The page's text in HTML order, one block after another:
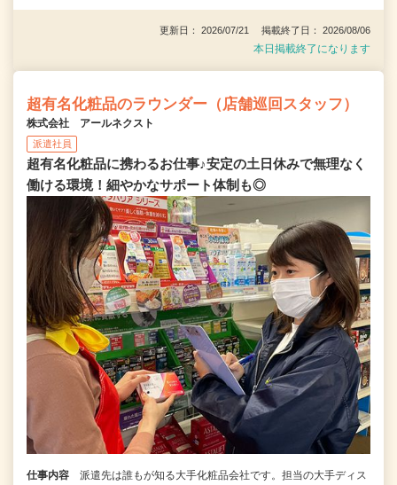
更新日： 2026/07/21 掲載終了日： 2026/08/06
本日掲載終了になります
超有名化粧品のラウンダー（店舗巡回スタッフ）
株式会社 アールネクスト
派遣社員
超有名化粧品に携わるお仕事♪安定の土日休みで無理なく
働ける環境！細やかなサポート体制も◎
仕事内容
派遣先は誰もが知る大手化粧品会社です。担当の大手ディス